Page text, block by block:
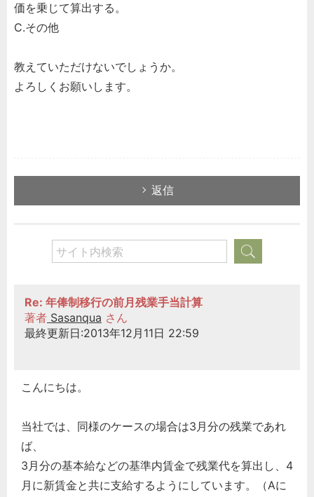
価を乗じて算出する。
C.その他
教えていただけないでしょうか。
よろしくお願いします。
返信
Re: 年俸制移行の前月残業手当計算
著者 Sasanqua さん
最終更新日:2013年12月11日 22:59
こんにちは。
当社では、同様のケースの場合は3月分の残業であれ
ば、
3月分の基本給などの基準内賃金で残業代を算出し、4
月に新賃金と共に支給するようにしています。（Aに